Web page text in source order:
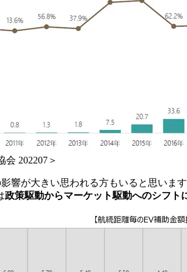
202207＞
響が大きい思われる方もいると思いま
政策駆動からマーケット駆動へのシフト